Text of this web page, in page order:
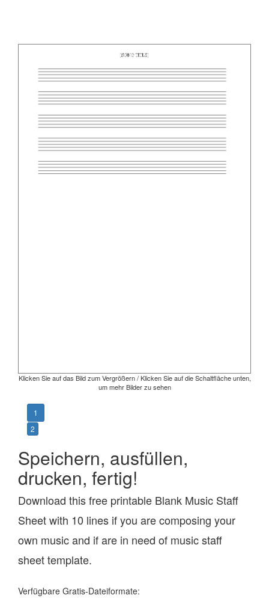
Klicken Sie auf das Bild zum Vergrößern / Klicken Sie auf die Schaltfläche unten,
um mehr Bilder zu sehen
1
2
Speichern, ausfüllen,
drucken, fertig!
Download this free printable Blank Music Staff
Sheet with 10 lines if you are composing your
own music and if are in need of music staff
sheet template.
Verfügbare Gratis-Dateiformate: